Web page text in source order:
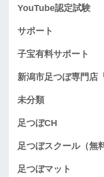
YouTube認定試験
サポート
子宝有料サポート
新潟市足つぼ専門店
未分類
足つぼCH
足つぼスクール（無
足つぼマット